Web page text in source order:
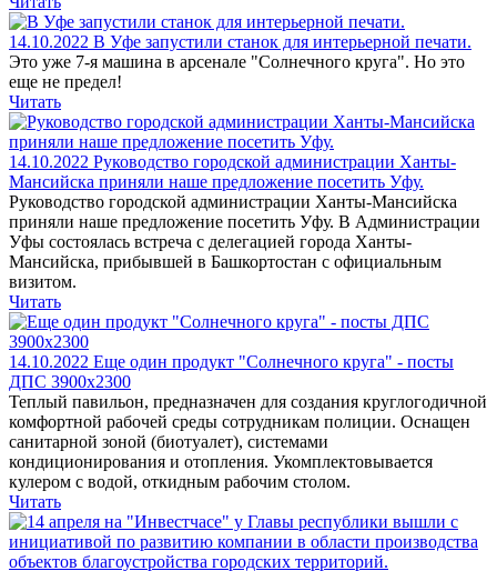
14.10.2022 В Уфе запустили станок для интерьерной печати.
Это уже 7-я машина в арсенале "Солнечного круга". Но это
еще не предел!
Читать
14.10.2022 Руководство городской администрации Ханты-
Мансийска приняли наше предложение посетить Уфу.
Руководство городской администрации Ханты-Мансийска
приняли наше предложение посетить Уфу. В Администрации
Уфы состоялась встреча с делегацией города Ханты-
Мансийска, прибывшей в Башкортостан с официальным
визитом.
Читать
14.10.2022 Еще один продукт "Солнечного круга" - посты
ДПС 3900х2300
Теплый павильон, предназначен для создания круглогодичной
комфортной рабочей среды сотрудникам полиции. Оснащен
санитарной зоной (биотуалет), системами
кондиционирования и отопления. Укомплектовывается
кулером с водой, откидным рабочим столом.
Читать